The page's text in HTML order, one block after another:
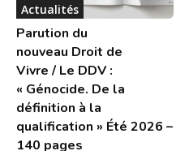
Actualités
Parution du
nouveau Droit de
Vivre / Le DDV :
« Génocide. De la
définition à la
qualification » Été 2026 –
140 pages